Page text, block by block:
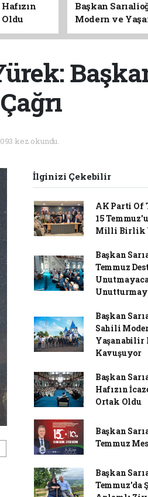
Başkan
Modern ve
Kimliğe
kez okundu.
İlginizi Çekebilir
AK Parti Of
15
Milli Birlik
Başkan
Temmuz
Başkan
Sahili
Yaşanabilir
Kavuşuyor
Başkan
Hafızın
Ortak Oldu
Başkan
Temmuz
Başkan
Temmuz'da